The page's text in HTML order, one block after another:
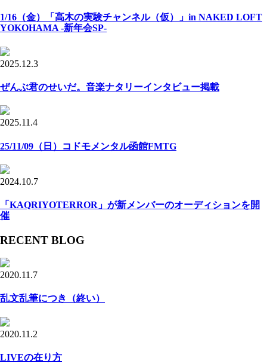
1/16（金）「高木の実験チャンネル（仮）」in NAKED LOFT
YOKOHAMA -新年会SP-
2025.12.3
ぜんぶ君のせいだ。音楽ナタリーインタビュー掲載
2025.11.4
25/11/09（日）コドモメンタル函館FMTG
2024.10.7
「KAQRIYOTERROR」が新メンバーのオーディションを開
催
RECENT BLOG
2020.11.7
乱文乱筆につき（終い）
2020.11.2
LIVEの在り方